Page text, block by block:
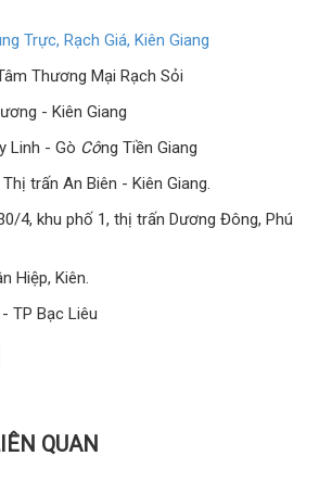
Trực, Rạch Giá, Kiên Giang
Thương Mại Rạch Sỏi
- Kiên Giang
Linh - Gò Công Tiền Giang
trấn An Biên - Kiên Giang.
4, khu phố 1, thị trấn Dương Đông, Phú
Hiệp, Kiên.
TP Bạc Liêu
QUAN